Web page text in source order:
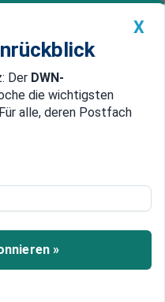
Geldanlage Premium
China
viel zu wenig hört:
X
Der DWN-
die wichtigsten
alle, deren Postfach
»